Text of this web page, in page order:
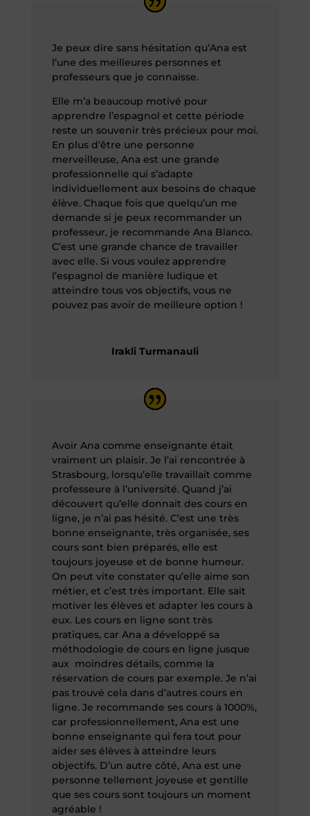
Je peux dire sans hésitation qu’Ana est
l’une des meilleures personnes et
professeurs que je connaisse.
Elle m’a beaucoup motivé pour
apprendre l’espagnol et cette période
reste un souvenir très précieux pour moi.
En plus d’être une personne
merveilleuse, Ana est une grande
professionnelle qui s’adapte
individuellement aux besoins de chaque
élève. Chaque fois que quelqu’un me
demande si je peux recommander un
professeur, je recommande Ana Blanco.
C’est une grande chance de travailler
avec elle. Si vous voulez apprendre
l’espagnol de manière ludique et
atteindre tous vos objectifs, vous ne
pouvez pas avoir de meilleure option !
Irakli Turmanauli
Avoir Ana comme enseignante était
vraiment un plaisir. Je l’ai rencontrée à
Strasbourg, lorsqu’elle travaillait comme
professeure à l’université. Quand j’ai
découvert qu’elle donnait des cours en
ligne, je n’ai pas hésité. C’est une très
bonne enseignante, très organisée, ses
cours sont bien préparés, elle est
toujours joyeuse et de bonne humeur.
On peut vite constater qu’elle aime son
métier, et c’est très important. Elle sait
motiver les élèves et adapter les cours à
eux. Les cours en ligne sont très
pratiques, car Ana a développé sa
méthodologie de cours en ligne jusque
aux moindres détails, comme la
réservation de cours par exemple. Je n’ai
pas trouvé cela dans d’autres cours en
ligne. Je recommande ses cours à 1000%,
car professionnellement, Ana est une
bonne enseignante qui fera tout pour
aider ses élèves à atteindre leurs
objectifs. D’un autre côté, Ana est une
personne tellement joyeuse et gentille
que ses cours sont toujours un moment
agréable !